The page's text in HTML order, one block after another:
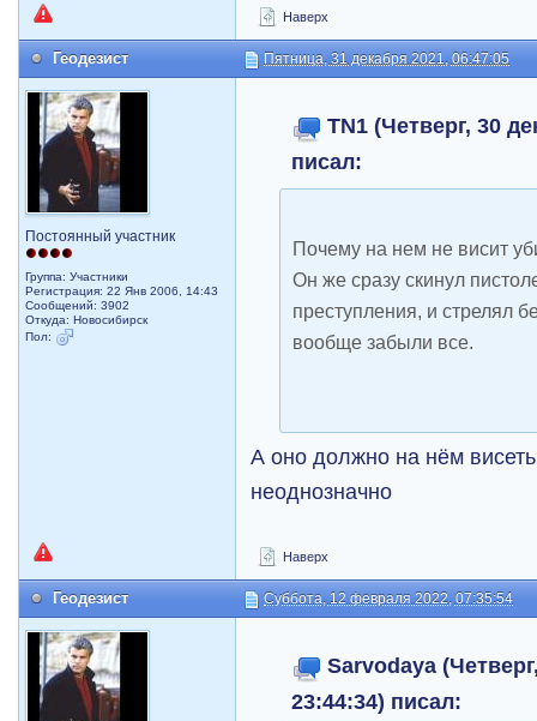
Наверх
Геодезист Пятница, 31 декабря 2021, 06:47:05
Постоянный участник
Группа: Участники
Регистрация: 22 Янв 2006, 14:43
Сообщений: 3902
Откуда: Новосибирск
Пол:
TN1 (Четверг, 30
писал:
Почему на нем не висит
Он же сразу скинул
преступления, и стрелял
вообще забыли все.
А оно должно на нём
неоднозначно
Наверх
Геодезист Суббота, 12 февраля 2022, 07:35:54
Sarvodaya
23:44:34) писал: